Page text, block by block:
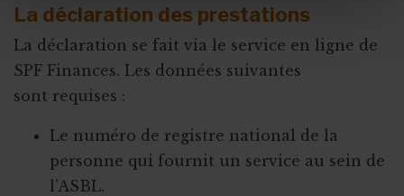
La déclaration des prestations
La déclaration se fait via le service en ligne de
SPF Finances. Les données suivantes
sont requises :
Le numéro de registre national de la
personne qui fournit un service au sein de
l’ASBL.